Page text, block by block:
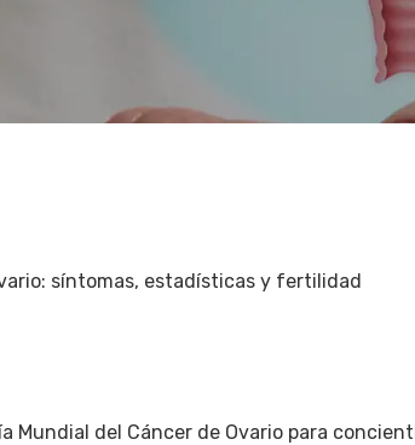
síntomas, estadísticas y fertilidad
Mundial del Cáncer de Ovario para